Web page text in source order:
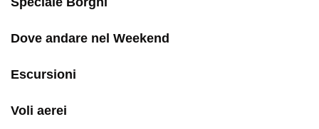
Dove andare nel Weekend
Escursioni
Voli aerei